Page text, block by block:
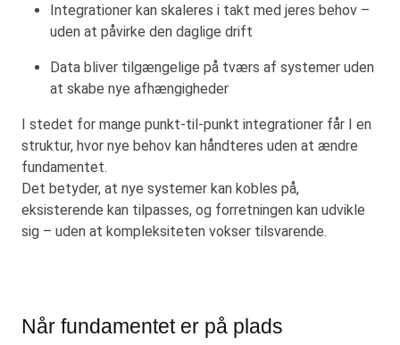
Integrationer kan skaleres i takt med jeres behov –
uden at påvirke den daglige drift
Data bliver tilgængelige på tværs af systemer uden
at skabe nye afhængigheder
I stedet for mange punkt-til-punkt integrationer får I en
struktur, hvor nye behov kan håndteres uden at ændre
fundamentet.
Det betyder, at nye systemer kan kobles på,
eksisterende kan tilpasses, og forretningen kan udvikle
sig – uden at kompleksiteten vokser tilsvarende.
Når fundamentet er på plads